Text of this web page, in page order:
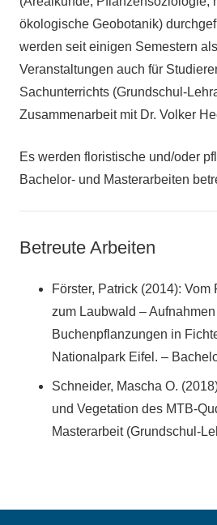
ökologische Geobotanik)
werden seit einigen Semestern
Veranstaltungen auch für
Sachunterrichts (Grundschul-
Zusammenarbeit mit Dr. Volker
Es werden floristische und/oder
Bachelor- und Masterarbeiten
Betreute Arbeiten
Förster, Patrick (2014): Vom
zum Laubwald –
Buchenpflanzungen in
Nationalpark Eifel. –
Schneider, Mascha O.
und Vegetation des MTB-
Masterarbeit (Grundschul-